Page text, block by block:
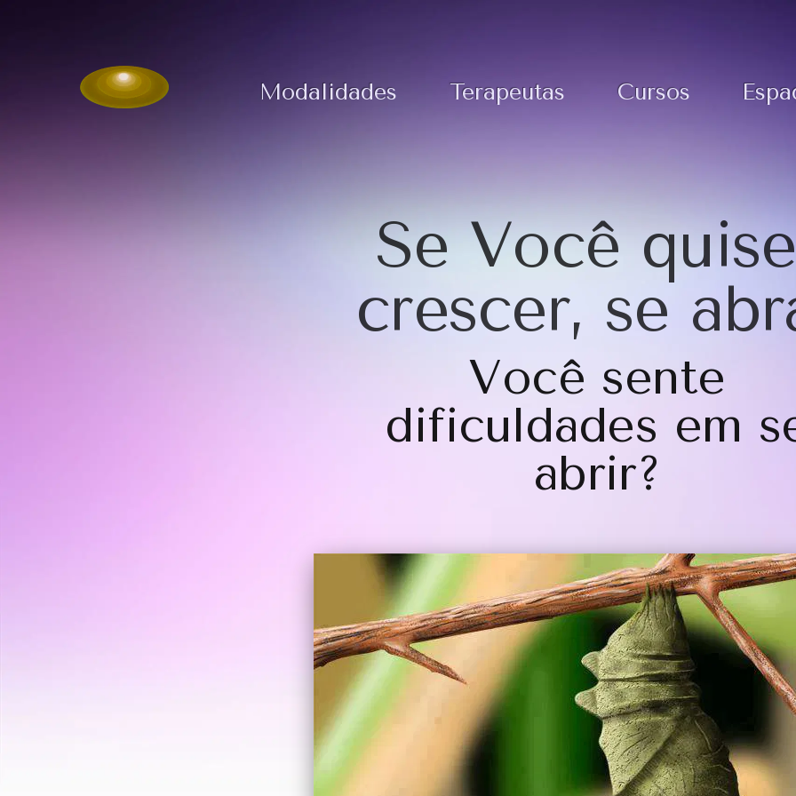
Modalidades Terapeutas Cursos
Se Você
crescer, se
Você sente
dificuldades em
abrir?